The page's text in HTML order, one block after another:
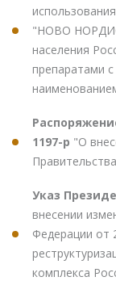
"НОВО
населения
препаратами
1197-р "О
Указ
внесении
Федерации от
комплекса